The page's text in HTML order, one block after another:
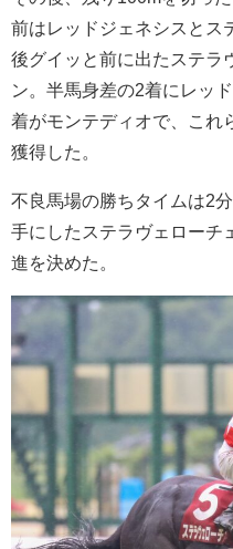
前はレッドジェネシスとス
後グイッと前に出たステラ
ン。半馬身差の2着にレッ
着がモンテディオで、これ
獲得した。
不良馬場の勝ちタイムは2
手にしたステラヴェローチ
進を決めた。